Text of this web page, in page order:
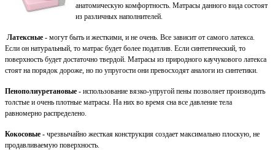
анатомическую комфортность. Матрасы данного вида состоят
из различных наполнителей.
Латексные - могут быть и жесткими, и не очень. Все зависит от самого латекса.
Если он натуральный, то матрас будет более податлив. Если синтетический, то
поверхность будет достаточно твердой. Матрасы из природного каучукового латекса
стоят на порядок дороже, но по упругости они превосходят аналоги из синтетики.
Пенополиуретановые - использование вязко-упругой пены позволяет производить
толстые и очень плотные матрасы. На них во время сна все давление тела
равномерно распределено.
Кокосовые - чрезвычайно жесткая конструкция создает максимально плоскую, не
продавливаемую поверхность.